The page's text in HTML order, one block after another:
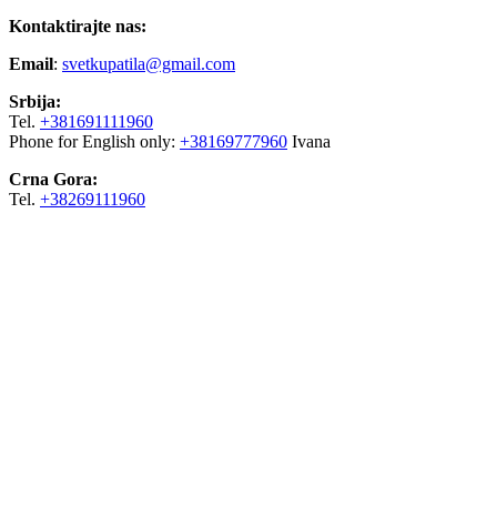
Kontaktirajte nas:
Email: svetkupatila@gmail.com
Srbija:
Tel. +381691111960
Phone for English only: +38169777960 Ivana
Crna Gora:
Tel. +38269111960